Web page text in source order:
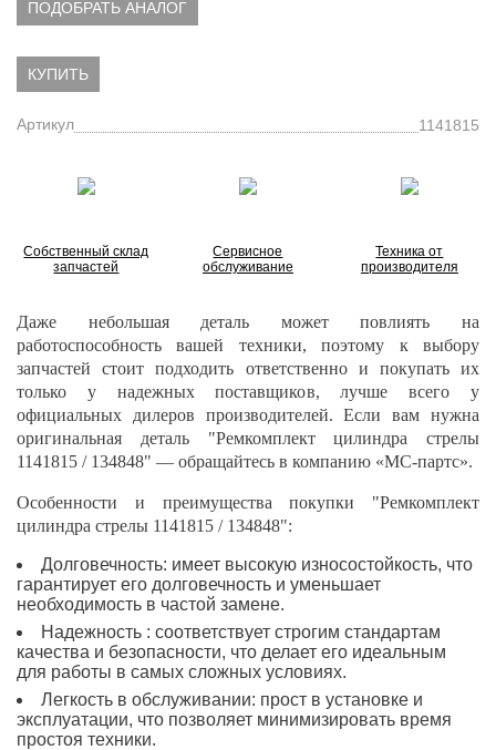
ПОДОБРАТЬ АНАЛОГ
КУПИТЬ
Артикул 1141815
Собственный склад
запчастей
Сервисное
обслуживание
Техника от
производителя
Даже небольшая деталь может повлиять на
работоспособность вашей техники, поэтому к выбору
запчастей стоит подходить ответственно и покупать их
только у надежных поставщиков, лучше всего у
официальных дилеров производителей. Если вам нужна
оригинальная деталь "Ремкомплект цилиндра стрелы
1141815 / 134848" — обращайтесь в компанию «МС-партс».
Особенности и преимущества покупки "Ремкомплект
цилиндра стрелы 1141815 / 134848":
Долговечность: имеет высокую износостойкость, что
гарантирует его долговечность и уменьшает
необходимость в частой замене.
Надежность : соответствует строгим стандартам
качества и безопасности, что делает его идеальным
для работы в самых сложных условиях.
Легкость в обслуживании: прост в установке и
эксплуатации, что позволяет минимизировать время
простоя техники.